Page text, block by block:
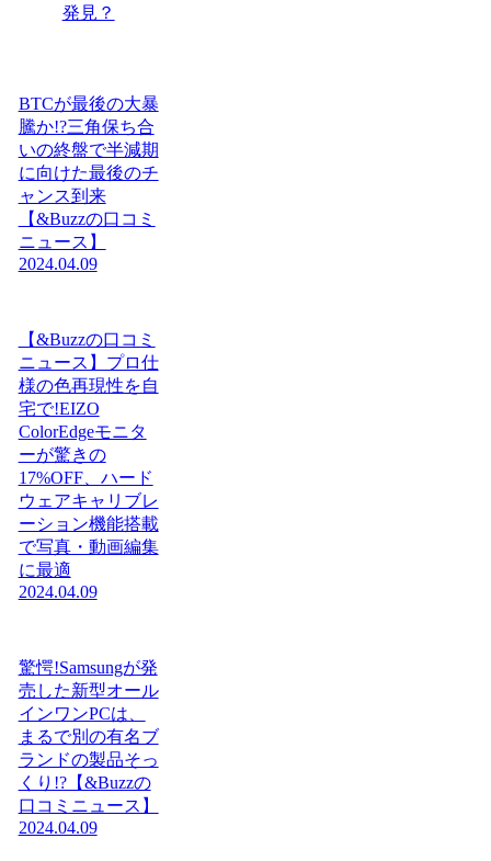
発見？
BTCが最後の大暴
騰か!?三角保ち合
いの終盤で半減期
に向けた最後のチ
ャンス到来
【&Buzzの口コミ
ニュース】
2024.04.09
【&Buzzの口コミ
ニュース】プロ仕
様の色再現性を自
宅で!EIZO
ColorEdgeモニタ
ーが驚きの
17%OFF、ハード
ウェアキャリブレ
ーション機能搭載
で写真・動画編集
に最適
2024.04.09
驚愕!Samsungが発
売した新型オール
インワンPCは、
まるで別の有名ブ
ランドの製品そっ
くり!?【&Buzzの
口コミニュース】
2024.04.09